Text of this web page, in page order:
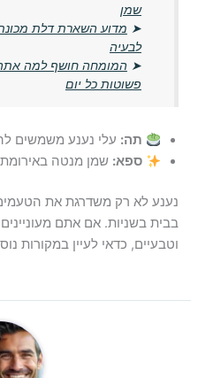
שמן
➤ מדוע השארת דלת
לבעיה
➤ המומחה חושף למה
פשוטות כל יום
תה: עלי נענע משמשים
ספא: שמן מנטה
נענע לא רק משדרגת את
בבית בשניות. אם אתם
וטבעיים, כדאי לעיין במקורות